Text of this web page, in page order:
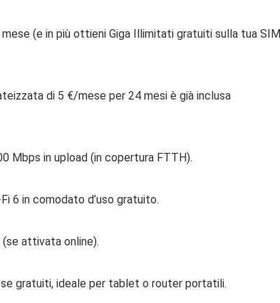
(e in più ottieni Giga Illimitati gratuiti sulla tua SIM
di 5 €/mese per 24 mesi è già inclusa
Mbps in upload (in copertura FTTH).
6 in comodato d’uso gratuito.
attivata online).
gratuiti, ideale per tablet o router portatili.